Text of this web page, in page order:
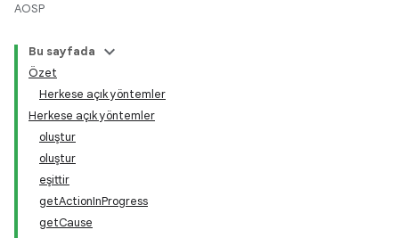
AOSP
Bu sayfada
Özet
Herkese açık yöntemler
Herkese açık yöntemler
oluştur
oluştur
eşittir
getActionInProgress
getCause